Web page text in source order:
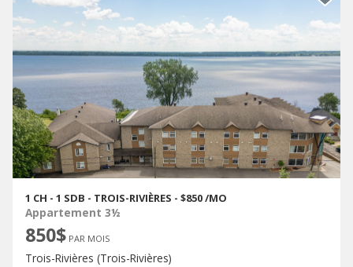
1 CH - 1 SDB - TROIS-RIVIÈRES - $850 /MO
Appartement 3½
850$ PAR MOIS
Trois-Rivières (Trois-Rivières)